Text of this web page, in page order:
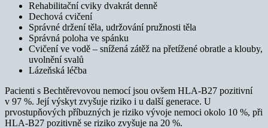
Rehabilitační cviky dvakrát denně
Dechová cvičení
Správné držení těla, udržování pružnosti těla
Správná poloha ve spánku
Cvičení ve vodě – snížená zátěž na přetížené obratle a klouby,
uvolnění svalů
Lázeňská léčba
Pacienti s Bechtěrevovou nemocí jsou ovšem HLA-B27 pozitivní
v 97 %. Její výskyt zvyšuje riziko i u další generace. U
prvostupňových příbuzných je riziko vývoje nemoci okolo 10 %, při
HLA-B27 pozitivně se riziko zvyšuje na 20 %.